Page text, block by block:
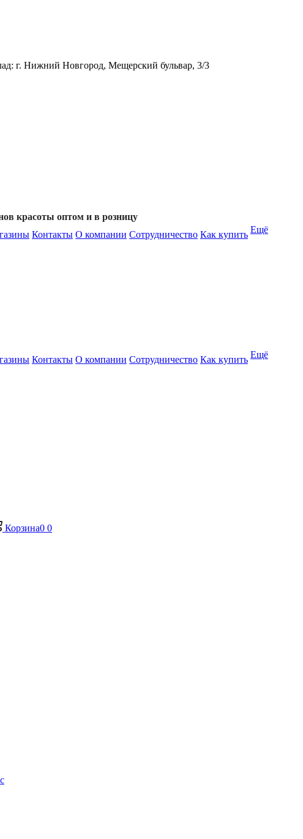
г. Нижний Новгород, Мещерский бульвар, 3/3
красоты оптом и в розницу
Контакты О компании Сотрудничество Как купить Ещё
Контакты О компании Сотрудничество Как купить Ещё
Корзина0 0